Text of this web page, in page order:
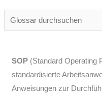
Glossar
durchsuchen
SOP (Standard Operating
standardisierte
Anweisungen zur